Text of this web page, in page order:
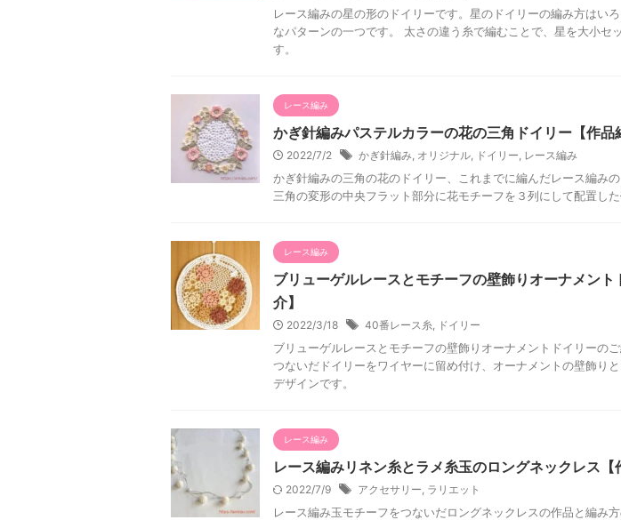
レース編みの星の形のドイリーです。星のドイリーの編み方はい
なパターンの一つです。 太さの違う糸で編むことで、星を大小セ
す。
レース編み
かぎ針編みパステルカラーの花の三角ドイリー【作品
2022/7/2 かぎ針編み, オリジナル, ドイリー, レース編み
かぎ針編みの三角の花のドイリー、これまでに編んだレース編みの
三角の変形の中央フラット部分に花モチーフを３列にして配置した
レース編み
ブリューゲルレースとモチーフの壁飾りオーナメント
介】
2022/3/18 40番レース糸, ドイリー
ブリューゲルレースとモチーフの壁飾りオーナメントドイリーの
つないだドイリーをワイヤーに留め付け、オーナメントの壁飾り
デザインです。
レース編み
レース編みリネン糸とラメ糸玉のロングネックレス【
2022/7/9 アクセサリー, ラリエット
レース編み玉モチーフをつないだロングネックレスの作品と編み